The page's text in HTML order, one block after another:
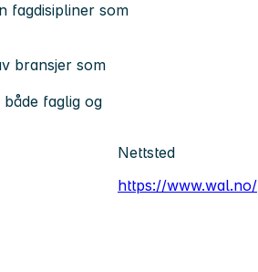
fagdisipliner som
bransjer som
faglig og
Nettsted
https://www.wal.no/